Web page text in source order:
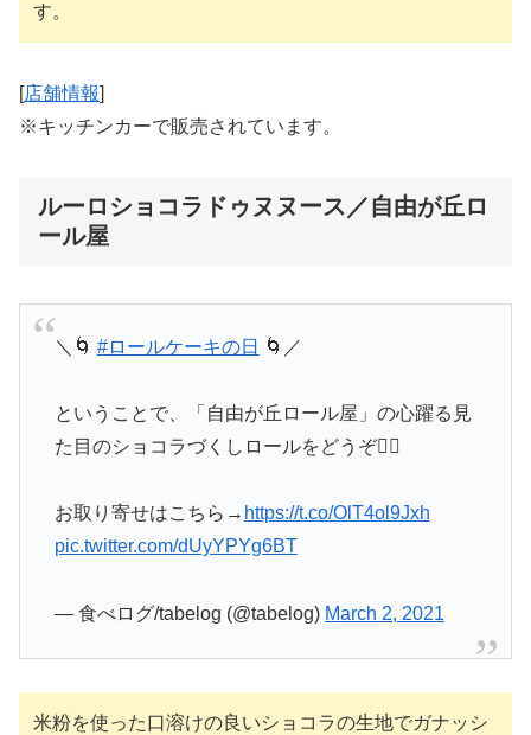
す。
[店舗情報]
※キッチンカーで販売されています。
ルーロショコラドゥヌヌース／自由が丘ロ
ール屋
＼🌀 #ロールケーキの日 🌀／
ということで、「自由が丘ロール屋」の心躍る見
た目のショコラづくしロールをどうぞ💁‍♀️
お取り寄せはこちら→ https://t.co/OlT4ol9Jxh
pic.twitter.com/dUyYPYg6BT
— 食べログ/tabelog (@tabelog) March 2, 2021
米粉を使った口溶けの良いショコラの生地でガナッシ